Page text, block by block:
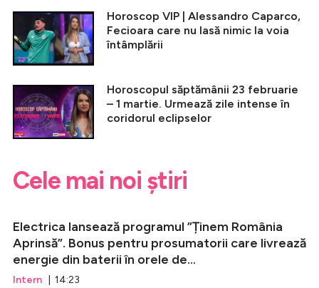
Horoscop VIP | Alessandro Caparco,
Fecioara care nu lasă nimic la voia
întâmplării
Horoscopul săptămânii 23 februarie
– 1 martie. Urmează zile intense în
coridorul eclipselor
Cele mai noi știri
Electrica lansează programul ”Ținem România
Aprinsă”. Bonus pentru prosumatorii care livrează
energie din baterii în orele de...
Intern | 14:23